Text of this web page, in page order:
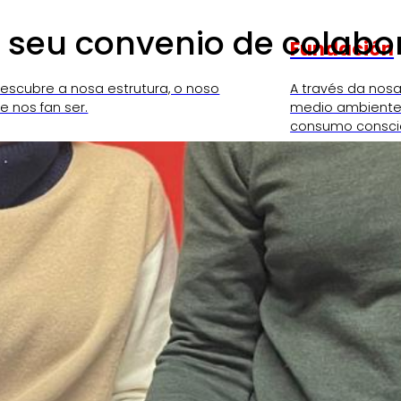
a nosa estrutura, o noso
nos fan ser.
Fundación
A través da
medio
consumo
seu convenio de